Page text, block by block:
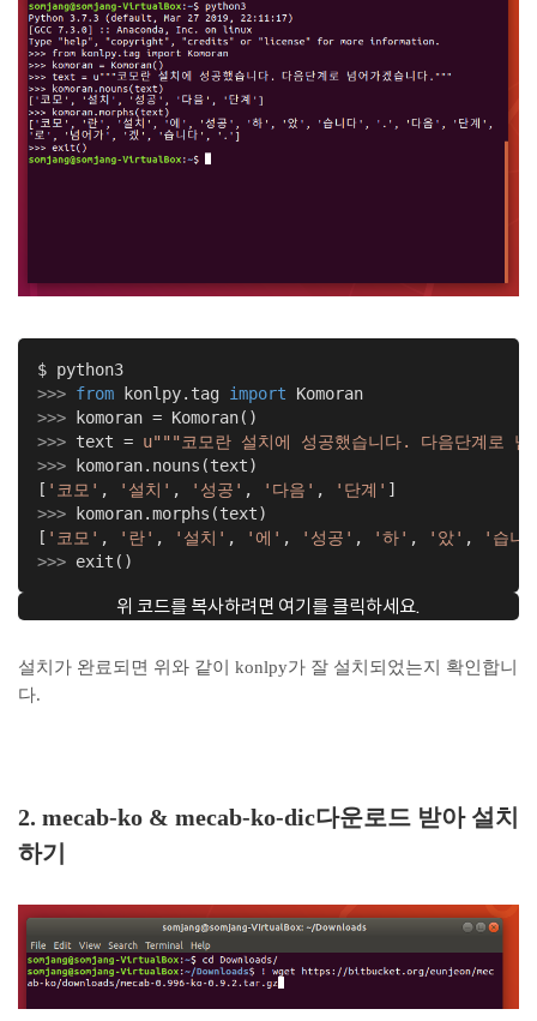
>>> from konlpy.tag import
>>>
>>> text = u"""코모란 설치에 성공했습니다. 다음단계로
>>>
komoran.nouns(text)
[ '코모' , '설치' , '성공' , '다음' , '단계'
>>>
komoran.morphs(text)
[ '코모' , '란' , '설치' , '에' , '성공' , '하' , '았' ,
'습니
>>> exit()
위 코드를 복사하려면 여기를 클릭하세요.
설치가 완료되면 위와 같이 konlpy가 잘 설치되었는지 확인합니
다.
2. mecab-ko & mecab-ko-dic다운로드 받아 설치
하기